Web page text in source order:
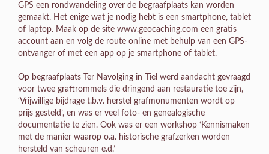
GPS een rondwandeling over de begraafplaats kan worden
gemaakt. Het enige wat je nodig hebt is een smartphone, tablet
of laptop. Maak op de site www.geocaching.com een gratis
account aan en volg de route online met behulp van een GPS-
ontvanger of met een app op je smartphone of tablet.
Op begraafplaats Ter Navolging in Tiel werd aandacht gevraagd
voor twee graftrommels die dringend aan restauratie toe zijn,
‘Vrijwillige bijdrage t.b.v. herstel grafmonumenten wordt op
prijs gesteld’, en was er veel foto- en genealogische
documentatie te zien. Ook was er een workshop ‘Kennismaken
met de manier waarop o.a. historische grafzerken worden
hersteld van scheuren e.d.’